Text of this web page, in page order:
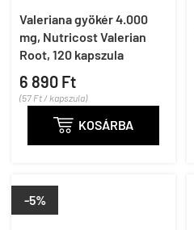
Valeriana gyökér 4.000
mg, Nutricost Valerian
Root, 120 kapszula
6 890 Ft
(57 Ft / kapszula)
 KOSÁRBA
-5%